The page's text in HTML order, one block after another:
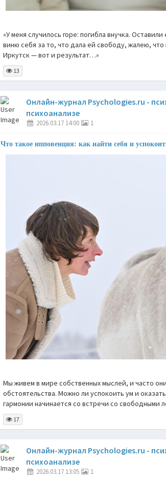
«У меня случилось горе: погибла внучка.
виню себя за то, что дала ей свободу, жалею,
Иркутск — вот и результат…»
13
Онлайн-журнал Psychologies.ru -
психоанализе
2026.03.17 14:00 1
Что такое ипповенция: как найти себя и
Мы живем в мире собственных мыслей, и часто
обстоятельства. Можно ли успокоить ум и
гармонии начинается со встречи со свободными
17
Онлайн-журнал Psychologies.ru -
психоанализе
2026.03.17 13:05 1